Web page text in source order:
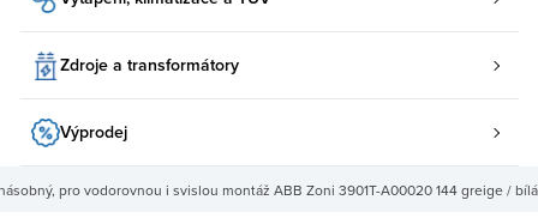
Zdroje a transformátory
Výprodej
pro vodorovnou i svislou montáž ABB Zoni 3901T-A00020 144 greige / bílá